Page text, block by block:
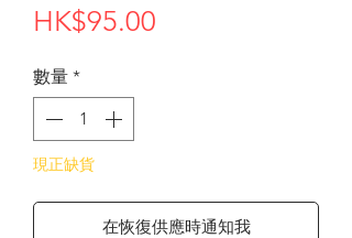
HK$95.00
數量 *
現正缺貨
在恢復供應時通知我